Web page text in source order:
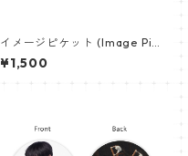
イメージピケット (Image Pic
ket) うちわ - ジン (JIN-16)
¥1,500